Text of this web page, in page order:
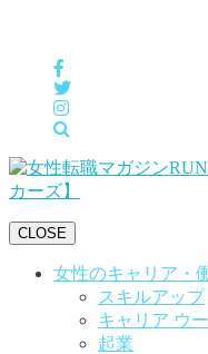
CLOSE
女性のキャリア・
スキルアップ
キャリア ウ
起業